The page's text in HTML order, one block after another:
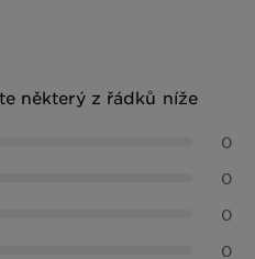
některý z řádků níže
0
0
0
0